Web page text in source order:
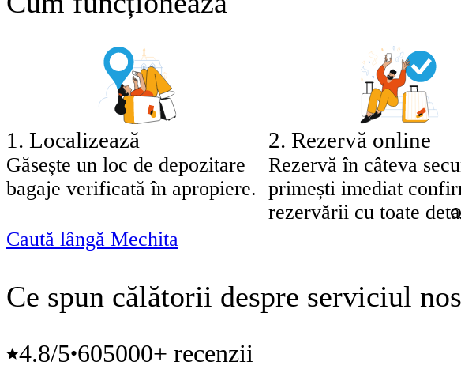
1 . Localizează
Găsește un loc de depozitare
bagaje verificată în apropiere.
2. Rezervă online
Rezervă în câteva
primești imediat
rezervării cu toate
Caută lângă Mechita
Ce spun călătorii despre serviciul
4.8/5•605000+ recenzii